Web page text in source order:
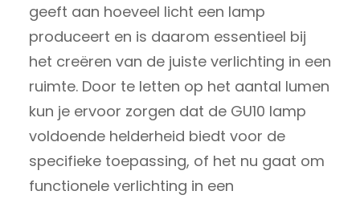
geeft aan hoeveel licht een lamp
produceert en is daarom essentieel bij
het creëren van de juiste verlichting in een
ruimte. Door te letten op het aantal lumen
kun je ervoor zorgen dat de GU10 lamp
voldoende helderheid biedt voor de
specifieke toepassing, of het nu gaat om
functionele verlichting in een